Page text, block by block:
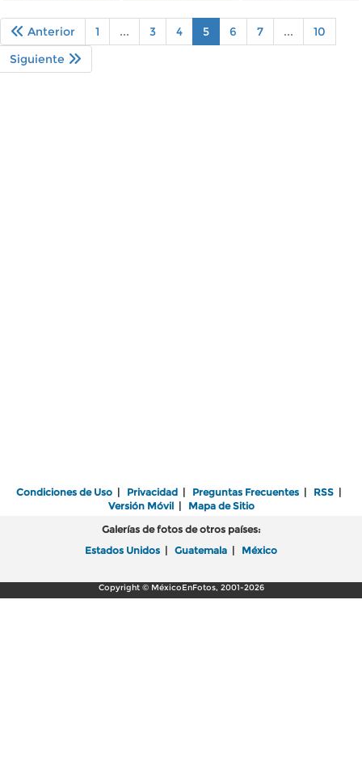
Anterior 1 ... 3 4 5 6 7 ...
10
Siguiente
Condiciones de Uso | Privacidad | Preguntas Frecuentes | RSS |
Versión Móvil| Mapa de Sitio
Galerías de fotos de otros países:
Estados Unidos | Guatemala | México
Copyright © MéxicoEnFotos, 2001-2026